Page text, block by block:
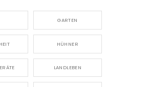
GARTEN
HÜHNER
LANDLEBEN